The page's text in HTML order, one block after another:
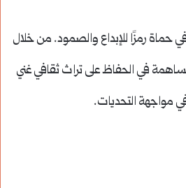
حماة رمزًا للإبداع والصمود. من خلال
في الحفاظ على تراث ثقافي غني
مواجهة التحديات.